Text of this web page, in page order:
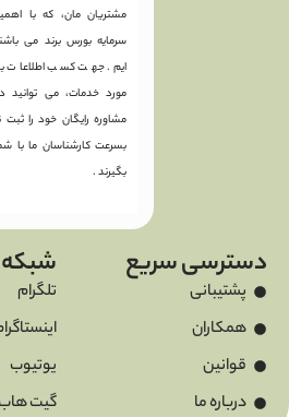
مشتریان مان، که با
سرمایه بورس برند می
ایم. جهت کسب اطلاعات
مورد خدمات، می توانید
مشاوره رایگان خود را ثبت
بسرعت کارشناسان ما با
بگیرند .
دسترسی سریع
پشتیبانی
همکاران
قوانین
درباره ما
تلگرام
یوتیوب
گیت